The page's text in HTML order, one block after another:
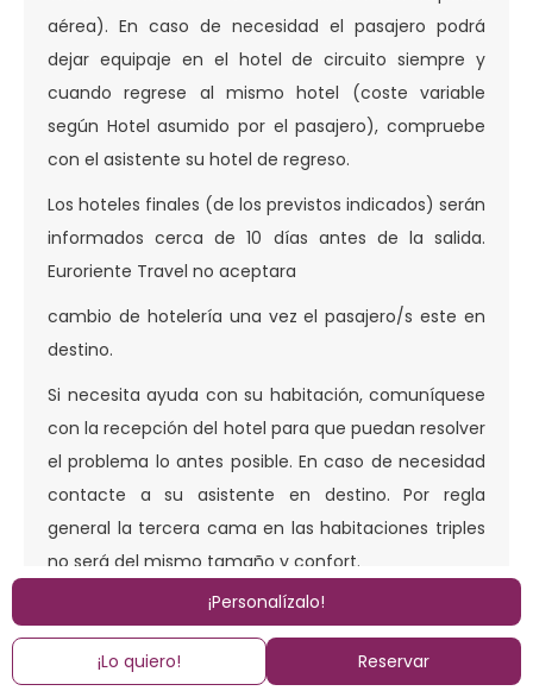
¡Personalízalo!
¡Lo quiero! Reservar
aérea). En caso de necesidad el pasajero podrá
dejar equipaje en el hotel de circuito siempre y
cuando regrese al mismo hotel (coste variable
según Hotel asumido por el pasajero), compruebe
con el asistente su hotel de regreso.
Los hoteles finales (de los previstos indicados) serán
informados cerca de 10 días antes de la salida.
Euroriente Travel no aceptara
cambio de hotelería una vez el pasajero/s este en
destino.
Si necesita ayuda con su habitación, comuníquese
con la recepción del hotel para que puedan resolver
el problema lo antes posible. En caso de necesidad
contacte a su asistente en destino. Por regla
general la tercera cama en las habitaciones triples
no será del mismo tamaño y confort.
Para las salidas grupales al tour que sean antes del
horario de apertura del restaurante de su hotel, el
desayuno será para llevar en breakfast box.